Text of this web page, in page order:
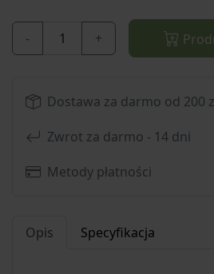
- +
Dostawa za darmo od 200
Zwrot za darmo - 14 dni
Metody płatności
Opis Specyfikacja